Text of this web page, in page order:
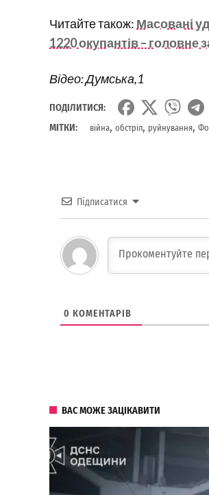
Читайте також: Масовані
1220 окупантів – головне
Відео: Думська,1
ПОДІЛИТИСЯ:
МІТКИ:
війна, обстріл, руйнування,
Підписатися
0 КОМЕНТАРІВ
ВАС МОЖЕ ЗАЦІКАВИТИ